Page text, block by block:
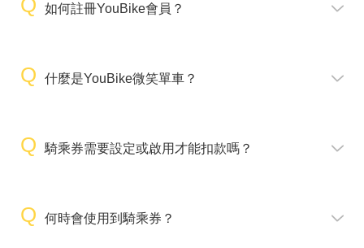
如何註冊YouBike會員？
什麼是YouBike微笑單車？
騎乘券需要設定或啟用才能扣款嗎？
何時會使用到騎乘券？